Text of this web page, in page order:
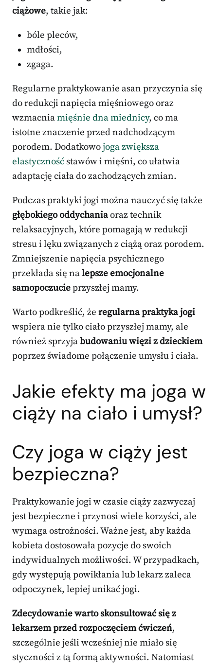
ciążowe, takie jak:
bóle pleców,
mdłości,
zgaga.
Regularne praktykowanie asan przyczynia się
do redukcji napięcia mięśniowego oraz
wzmacniamięśnie dna miednicy, co ma
istotne znaczenie przed nadchodzącym
porodem. Dodatkowojoga zwiększa
elastyczność stawów i mięśni, co ułatwia
adaptację ciała do zachodzących zmian.
Podczas praktyki jogi można nauczyć się także
głębokiego oddychaniaoraz technik
relaksacyjnych, które pomagają w redukcji
stresu i lęku związanych z ciążą oraz porodem.
Zmniejszenie napięcia psychicznego
przekłada się nalepsze emocjonalne
samopoczucieprzyszłej mamy.
Warto podkreślić, że regularna praktyka jogi
wspiera nie tylko ciało przyszłej mamy, ale
również sprzyjabudowaniu więzi z dzieckiem
poprzez świadome połączenie umysłu i ciała.
Jakie efekty ma joga w
ciąży na ciało i umysł?
Czy joga w ciąży jest
bezpieczna?
Praktykowanie jogi w czasie ciąży zazwyczaj
jest bezpieczne i przynosi wiele korzyści, ale
wymaga ostrożności. Ważne jest, aby każda
kobieta dostosowała pozycje do swoich
indywidualnych możliwości. W przypadkach,
gdy występują powikłania lub lekarz zaleca
odpoczynek, lepiej unikać jogi.
Zdecydowanie warto skonsultować się z
lekarzem przed rozpoczęciem ćwiczeń,
szczególnie jeśli wcześniej nie miało się
styczności z tą formą aktywności. Natomiast